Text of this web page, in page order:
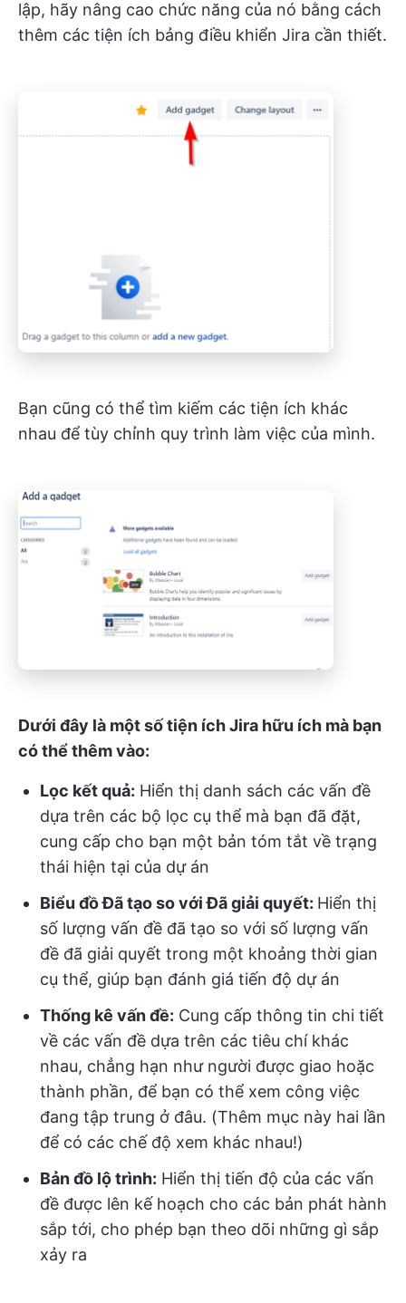
lập, hãy nâng cao chức năng của nó bằng cách
thêm các tiện ích bảng điều khiển Jira cần thiết.
Bạn cũng có thể tìm kiếm các tiện ích khác
nhau để tùy chỉnh quy trình làm việc của mình.
Dưới đây là một số tiện ích Jira hữu ích mà bạn
có thể thêm vào:
Lọc kết quả: Hiển thị danh sách các vấn đề
dựa trên các bộ lọc cụ thể mà bạn đã đặt,
cung cấp cho bạn một bản tóm tắt về trạng
thái hiện tại của dự án
Biểu đồ Đã tạo so với Đã giải quyết: Hiển thị
số lượng vấn đề đã tạo so với số lượng vấn
đề đã giải quyết trong một khoảng thời gian
cụ thể, giúp bạn đánh giá tiến độ dự án
Thống kê vấn đề: Cung cấp thông tin chi tiết
về các vấn đề dựa trên các tiêu chí khác
nhau, chẳng hạn như người được giao hoặc
thành phần, để bạn có thể xem công việc
đang tập trung ở đâu. (Thêm mục này hai lần
để có các chế độ xem khác nhau!)
Bản đồ lộ trình: Hiển thị tiến độ của các vấn
đề được lên kế hoạch cho các bản phát hành
sắp tới, cho phép bạn theo dõi những gì sắp
xảy ra